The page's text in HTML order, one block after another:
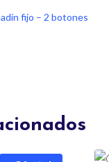
fijo – 2 botones